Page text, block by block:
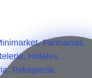
Farmacias,
Hoteles,
Peluqueria,